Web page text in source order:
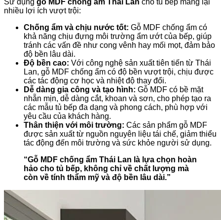
nhiều lợi ích vượt trội:
Chống ẩm và chịu nước tốt: Gỗ MDF chống ẩm có
khả năng chịu đựng môi trường ẩm ướt của bếp, giúp
tránh các vấn đề như cong vênh hay mối mọt, đảm bảo
độ bền lâu dài.
Độ bền cao: Với công nghệ sản xuất tiên tiến từ Thái
Lan, gỗ MDF chống ẩm có độ bền vượt trội, chịu được
các tác động cơ học và nhiệt độ thay đổi.
Dễ dàng gia công và tạo hình: Gỗ MDF có bề mặt
nhẵn mịn, dễ dàng cắt, khoan và sơn, cho phép tạo ra
các mẫu tủ bếp đa dạng và phong cách, phù hợp với
yêu cầu của khách hàng.
Thân thiện với môi trường: Các sản phẩm gỗ MDF
được sản xuất từ nguồn nguyên liệu tái chế, giảm thiểu
tác động đến môi trường và sức khỏe người sử dụng.
“Gỗ MDF chống ẩm Thái Lan là lựa chọn hoàn
hảo cho tủ bếp, không chỉ về chất lượng mà
còn về tính thẩm mỹ và độ bền lâu dài.”